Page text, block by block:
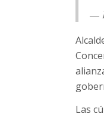
—
Las